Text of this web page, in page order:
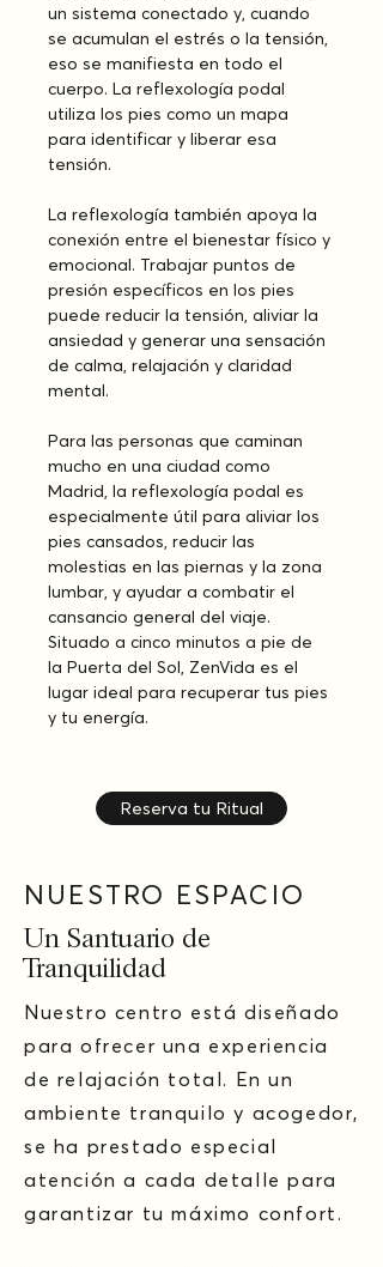
un sistema conectado y, cuando
se acumulan el estrés o la tensión,
eso se manifiesta en todo el
cuerpo. La reflexología podal
utiliza los pies como un mapa
para identificar y liberar esa
tensión.
La reflexología también apoya la
conexión entre el bienestar físico y
emocional. Trabajar puntos de
presión específicos en los pies
puede reducir la tensión, aliviar la
ansiedad y generar una sensación
de calma, relajación y claridad
mental.
Para las personas que caminan
mucho en una ciudad como
Madrid, la reflexología podal es
especialmente útil para aliviar los
pies cansados, reducir las
molestias en las piernas y la zona
lumbar, y ayudar a combatir el
cansancio general del viaje.
Situado a cinco minutos a pie de
la Puerta del Sol, ZenVida es el
lugar ideal para recuperar tus pies
y tu energía.
Reserva tu Ritual
NUESTRO ESPACIO
Un Santuario de
Tranquilidad
Nuestro centro está diseñado
para ofrecer una experiencia
de relajación total. En un
ambiente tranquilo y acogedor,
se ha prestado especial
atención a cada detalle para
garantizar tu máximo confort.